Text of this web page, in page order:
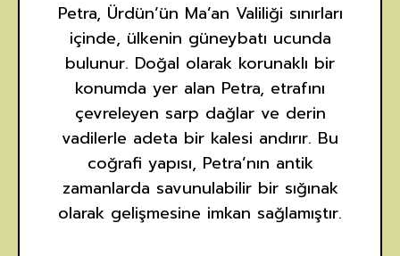
Petra, Ürdün’ün Ma’an Valiliği sınırları
içinde, ülkenin güneybatı ucunda
bulunur. Doğal olarak korunaklı bir
konumda yer alan Petra, etrafını
çevreleyen sarp dağlar ve derin
vadilerle adeta bir kalesi andırır. Bu
coğrafi yapısı, Petra’nın antik
zamanlarda savunulabilir bir sığınak
olarak gelişmesine imkan sağlamıştır.